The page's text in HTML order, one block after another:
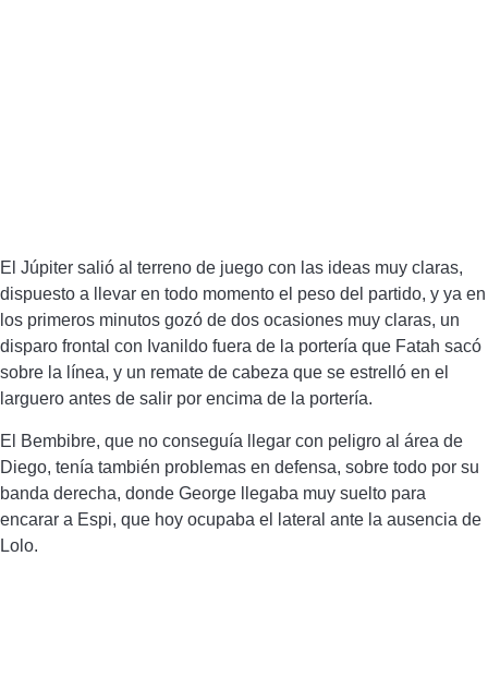
El Júpiter salió al terreno de juego con las ideas muy claras,
dispuesto a llevar en todo momento el peso del partido, y ya en
los primeros minutos gozó de dos ocasiones muy claras, un
disparo frontal con Ivanildo fuera de la portería que Fatah sacó
sobre la línea, y un remate de cabeza que se estrelló en el
larguero antes de salir por encima de la portería.
El Bembibre, que no conseguía llegar con peligro al área de
Diego, tenía también problemas en defensa, sobre todo por su
banda derecha, donde George llegaba muy suelto para
encarar a Espi, que hoy ocupaba el lateral ante la ausencia de
Lolo.